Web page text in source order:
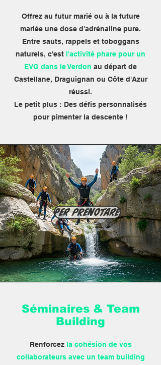
Offrez au futur marié ou à la future
mariée une dose d'adrénaline pure.
Entre sauts, rappels et toboggans
naturels, c'est l'activité phare pour un
EVG dans le Verdon au départ de
Castellane, Draguignan ou Côte d'Azur
réussi.
Le petit plus : Des défis personnalisés
pour pimenter la descente !
Per prenotare
Séminaires & Team
Building
Renforcez la cohésion de vos
collaborateurs avec un team building